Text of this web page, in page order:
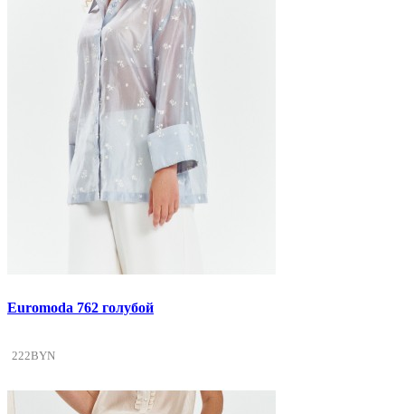
Euromoda 762 голубой
222BYN